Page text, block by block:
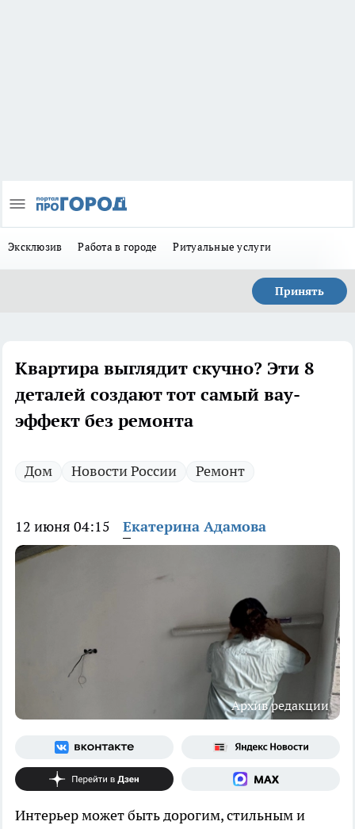
Эксклюзив Работа в городе Ритуальные услуги
Принять
Квартира выглядит скучно? Эти 8
деталей создают тот самый вау-
эффект без ремонта
Дом Новости России Ремонт
12 июня 04:15 Екатерина Адамова
Архив редакции
Интерьер может быть дорогим, стильным и